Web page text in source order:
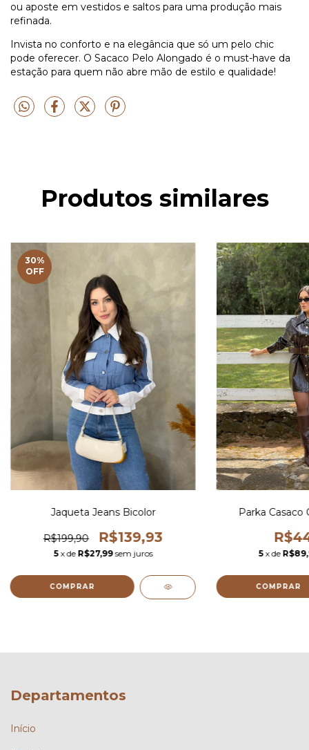
ou aposte em vestidos e saltos para uma produção mais
refinada.
Invista no conforto e na elegância que só um pelo chic
pode oferecer. O Sacaco Pelo Alongado é o must-have da
estação para quem não abre mão de estilo e qualidade!
Produtos similares
30%
OFF
Jaqueta Jeans Bicolor
R$199,90 R$139,93
5 x de R$27,99 sem juros
COMPRAR
Parka Casaco
5 x de
COMPRAR
Departamentos
Início